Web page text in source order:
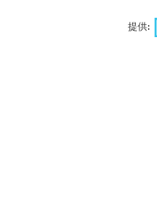
提供: